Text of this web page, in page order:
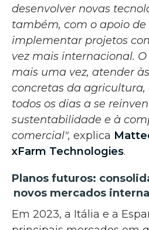
desenvolver novas
também, com o apoio de
implementar projetos
vez mais internacional.
mais uma vez, atender
concretas da
todos os dias a se
sustentabilidade e à
comercial", explica
xFarm Technologies.
Planos futuros:
novos mercados
Em 2023, a Itália e a